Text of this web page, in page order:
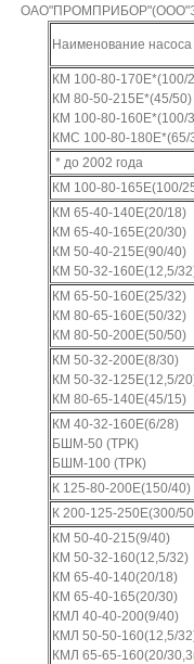
Наименование насоса
КМ 100-80-170Е*(100/
КМ 80-50-215Е*(45/50)
КМ 100-80-160Е*(100/
КМС 100-80-180Е*(65/
* до 2002 года
КМ 100-80-165Е(100/
КМ 65-40-140Е(20/18)
КМ 65-40-165Е(20/30)
КМ 50-40-215Е(90/40)
КМ 50-32-160Е(12,5/
КМ 65-50-160Е(25/32)
КМ 80-65-160Е(50/32)
КМ 80-50-200Е(50/50)
КМ 50-32-200Е(8/30)
КМ 50-32-125Е(12,5/
КМ 80-65-140Е(45/15)
КМ 40-32-160Е(6/28)
БШМ-50 (ТРК)
БШМ-100 (ТРК)
К 125-80-200Е(150/40)
К 200-125-250Е(300/
КМ 50-40-215(9/40)
КМ 50-32-160(12,5/32)
КМ 65-40-140(20/18)
КМ 65-40-165(20/30)
КМЛ 40-40-200(9/40)
КМЛ 50-50-160(12,5/
КМЛ 65-65-160(20/